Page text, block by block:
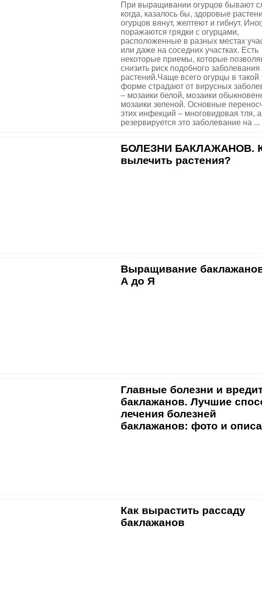
При выращивании огурцов бывают
когда, казалось бы, здоровые
огурцов вянут, желтеют и гибнут.
поражаются грядки с огурцами,
расположенные в разных местах
или даже на соседних участках. Есть
некоторые приемы, которые
снизить риск подобного заболевания
растений.Чаще всего огурцы в такой
форме страдают от вирусных
– мозаики белой, мозаики
мозаики зеленой. Основные
этих инфекций – многовидовая тля, а
резервируется это заболевание на ...
БОЛЕЗНИ БАКЛАЖАНОВ.
вылечить растения?
Выращивание
А до Я
Главные болезни и
баклажанов. Лучшие
лечения болезней
баклажанов: фото и
Как вырастить рассаду
баклажанов